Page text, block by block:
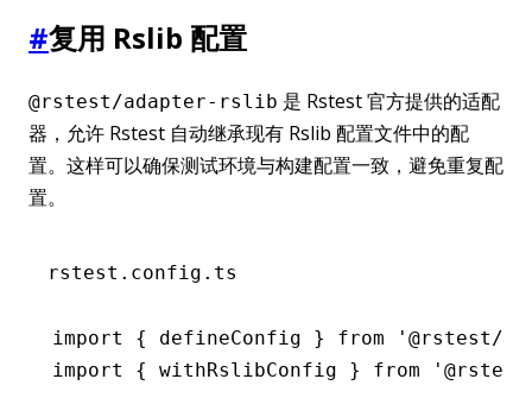
#复用 Rslib 配置
@rstest/adapter-rslib 是 Rstest 官方提供的适配
器，允许 Rstest 自动继承现有 Rslib 配置文件中的配
置。这样可以确保测试环境与构建配置一致，避免重复配
置。
rstest.config.ts
import { defineConfig } from '@rstest/
import
{ withRslibConfig } from